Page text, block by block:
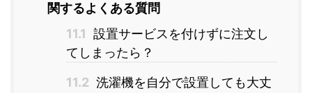
関するよくある質問
11.1 設置サービスを付けずに注文し
てしまったら？
11.2 洗濯機を自分で設置しても大丈